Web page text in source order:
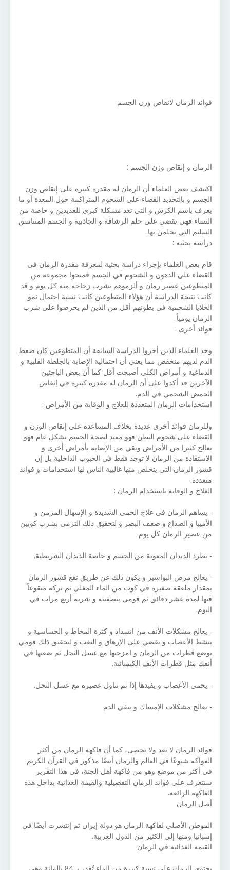
فوائد الرمان لانقاص وزن الجسم
الرمان و إنقاص وزن الجسم :
اكتشف بعض العلماء أن الرمان له مقدرة كبيرة على إنقاص وزن
الجسم و بالتحديد القضاء على الشحوم المتراكمة حول المعدة أو ما
يعرف باسم الكرش و التي تعد مشكلة كبرى للعديدين و خاصة من
النساء فهي تقضي على حلم الرشاقة و الجاذبية و الجسم المتناسق
السليم التي يحلمن بها.
دراسة بحثية :
قام بعض العلماء بإجراء دراسة بحثية لمعرفة مقدرة الرمان في
القضاء على الدهون و الشحوم في الجسم فمنحوا مجموعة من
المتطوعين عصير رمان و ألزموهم بشرب زجاجة منه كل يوم و قد
كانت نتيجة الدراسة أن هؤلاء المتطوعين كانت نسبة احتمال نمو
الخلايا الشحمية في بطونهم أقل من الذين لم يحرصوا على شرب
الرمان يومياً.
فوائد أخرى :
وجد العلماء الذين أجروا الدراسة السابقة أن المتطوعين كان ضغط
الدم لديهم منخفض مما يعني أن احتمالية الإصابة بالجلطة القلبية و
الدماغية و أمراض الكلى أصبحت أقل كما أن بعض الباحثين
الآخرين قد أكدوا على أن الرمان له مقدرة كبيرة في إنقاص
الحمض الشحمي في الدم.
استخدامات الرمان المتعددة للعلاج و الوقاية من الأمراض :
وللرمان فوائد أخرى عديدة بخلاف المساعدة على إنقاص الوزن و
القضاء على شحوم البطن فهو مفيد لصحة الجسم بشكل عام فهو
يعالج كثيرا من الأمراض ويقي من الإصابة بأمراض أخرى و
الاستفادة من الرمان لا توجد فقط في الحبوب الداخلية بل إن
قشور الرمان التي يتخلص منها غالبية الناس لها استخدامات و فوائد
متعددة.
العلاج و الوقاية باستخدام الرمان :
- يساهم الرمان في علاج الحمى الشديدة و الإسهال المزمن و
الأميبا و الصداع و ضعف البصر و لتحقيق ذلك التزمي بشرب كوبين
من عصير الرمان كل يوم.
- يطرد الديدان المعوية من الجسم و خاصة الديدان الشريطية.
- يعالج مرض البواسير و يكون ذلك عن طريق نقع قشور الرمان
بمقدار ملعقة صغيرة في كوب من الماء المغلي ثم تركه منقوعاً
فيها لمدة عشر دقائق ثم قومي بتصفيته و شربه أربع مرات في
اليوم.
- يعالج مشكلات الأنف من انسداد و كثرة المخاط و الحساسية و
ينشط الأعصاب و يقضي على الإرهاق و التعب و لتحقيق ذلك قومي
بوضع قطرات من الرمان و امزجيها مع عسل النحل ثم ضعيها في
أنفك مثل قطرات الأنف الكيميائية.
- يحمي الأعصاب و يفيدها إذا تم تناول عصيره مع عسل النحل.
- يعالج مشكلات الإمساك و ينقي الدم
فوائد الرمان لا تعد ولا تحصى، كما أن فاكهة الرمان من أكثر
الفواكه شيوعًا في العالم والرمان أيضًا مذكور في القرآن الكريم
في أكثر من موضع وهو من فاكهة أهل الجنة، في هذا التقرير
سنتعرف على فوائد الرمان التفصيلية والقيمة الغذائية بداخل هذه
الفاكهة الرائعة.
أصل الرمان
الموطن الأصلي لفاكهة الرمان هو دولة إيران ثم إنتشرت أيضًا في
إسبانيا ومنها إلى الكثير من الدول العربية.
القيمة الغذائية في الرمان